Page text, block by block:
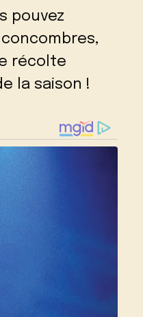
pouvez
récolte
la saison !